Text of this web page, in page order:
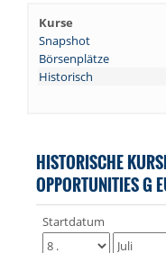
Kurse
Snapshot
Börsenplätze
Historisch
HISTORISCHE
OPPORTUNITIES G
Startdatum